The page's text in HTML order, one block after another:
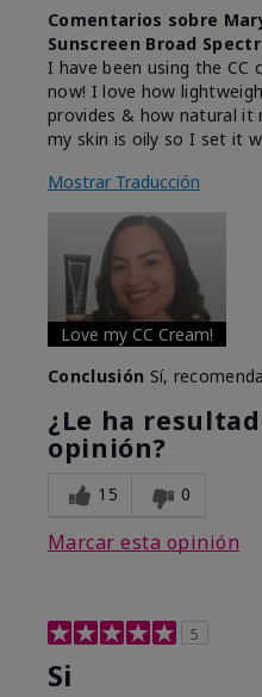
Comentarios sobre
Sunscreen Broad
I have been using the CC
now! I love how
provides & how natural it
my skin is oily so I set it
Mostrar Traducción
Love my CC Cream!
Conclusión Sí,
¿Le ha
opinión?
15 0
Marcar esta opinión
5
Si